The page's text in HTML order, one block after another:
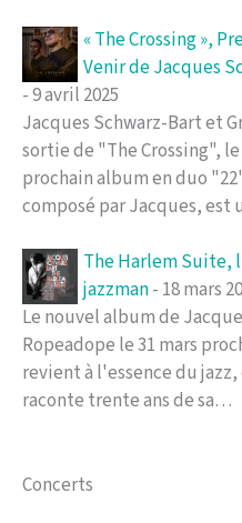
« The Crossing »,
Venir de Jacques
- 9 avril 2025
Jacques Schwarz-Bart et
sortie de "The Crossing",
prochain album en duo
composé par Jacques,
The Harlem Suite,
jazzman- 18 mars
Le nouvel album de
Ropeadope le 31 mars
revient à l'essence du
raconte trente ans de sa…
Concerts